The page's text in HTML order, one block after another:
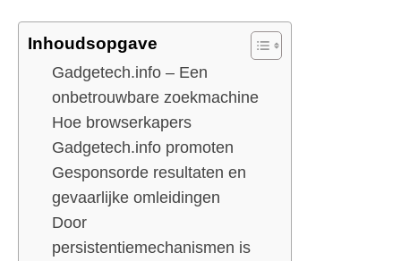
Inhoudsopgave
Gadgetech.info – Een
onbetrouwbare zoekmachine
Hoe browserkapers
Gadgetech.info promoten
Gesponsorde resultaten en
gevaarlijke omleidingen
Door
persistentiemechanismen is